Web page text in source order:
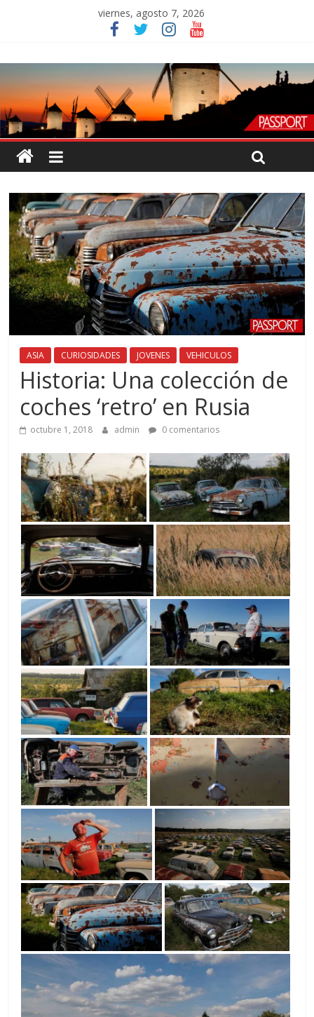
viernes, agosto 7, 2026
ASIA CURIOSIDADES JOVENES VEHICULOS
Historia: Una colección de
coches ‘retro’ en Rusia
octubre 1, 2018 admin 0 comentarios